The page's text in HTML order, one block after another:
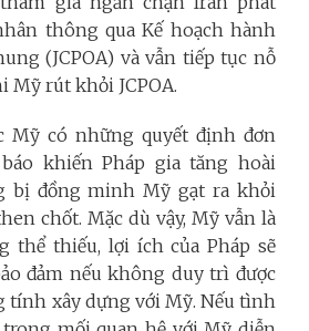
thông qua Kế hoạch hành
(JCPOA) và vẫn tiếp tục nỗ
Mỹ rút khỏi JCPOA.
Mỹ có những quyết định đơn
khiến Pháp gia tăng hoài
bị đồng minh Mỹ gạt ra khỏi
chốt. Mặc dù vậy, Mỹ vẫn là
thể thiếu, lợi ích của Pháp sẽ
đảm nếu không duy trì được
tính xây dựng với Mỹ. Nếu tình